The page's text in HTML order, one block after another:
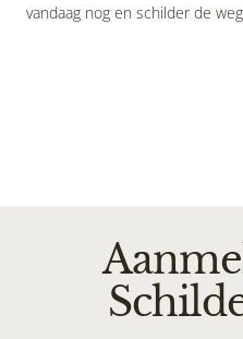
vandaag nog en schilder de